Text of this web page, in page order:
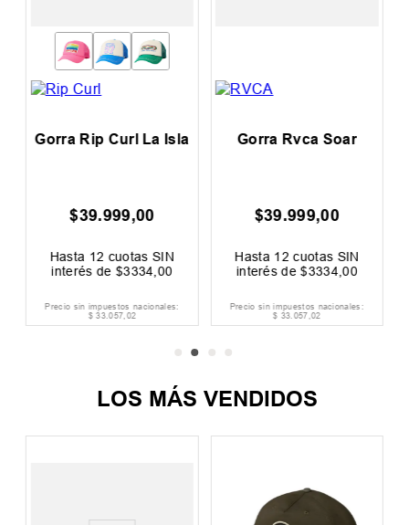
Gorra Rip Curl La Isla
$39.999,00
Hasta 12 cuotas SIN
interés de $3334 00
Precio sin impuestos nacionales:
$ 33.057,02
Gorra Rvca Soar
$39.999,00
Hasta 12 cuotas SIN
interés de$3334 ,00
Precio sin impuestos nacionales:
$ 33.057,02
LOS MÁS VENDIDOS